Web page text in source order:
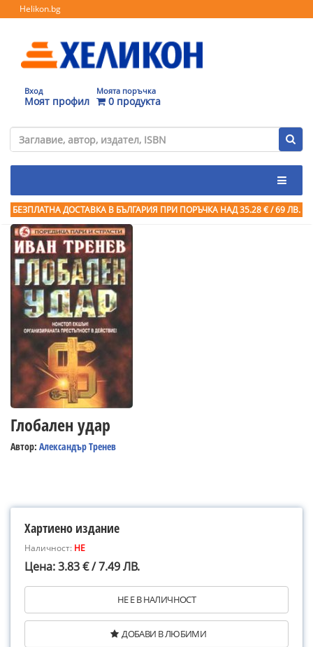
Helikon.bg
Вход
Моят профил
Моята поръчка
0 продукта
БЕЗПЛАТНА ДОСТАВКА В БЪЛГАРИЯ ПРИ ПОРЪЧКА НАД 35.28 € / 69 ЛВ.
Глобален удар
Автор: Александър Тренев
Хартиено издание
Наличност: НЕ
Цена: 3.83 € / 7.49 ЛВ.
НЕ Е В НАЛИЧНОСТ
ДОБАВИ В ЛЮБИМИ